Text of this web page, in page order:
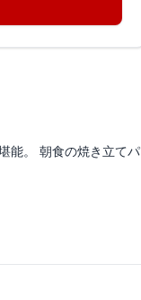
能。 朝食の焼き立てパ